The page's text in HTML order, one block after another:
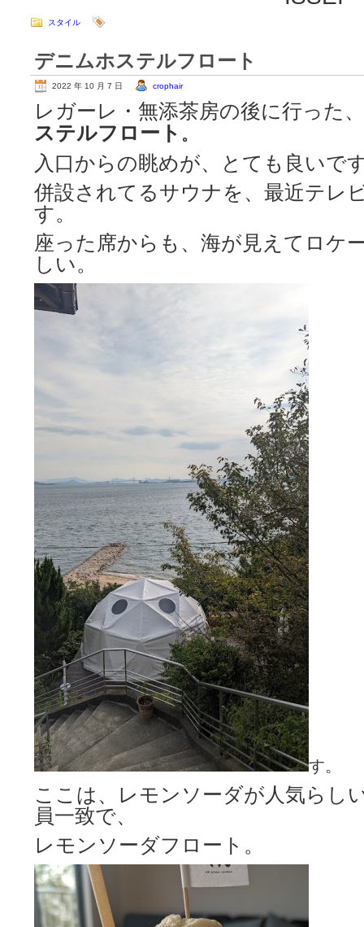
スタイル
デニムホステルフロート
2022 年 10 月 7 日 crophair
レガーレ・無添茶房の後に行った
ステルフロート 。
入口からの眺めが、とても良いで
併設されてるサウナを、最近テレ
す。
座った席からも、海が見えてロケ
しい。
す。
ここは、レモンソーダが人気らし
員一致で、
レモンソーダフロート。